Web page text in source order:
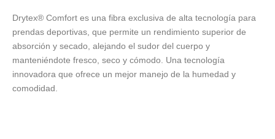
Drytex® Comfort es una fibra exclusiva de alta tecnología para
prendas deportivas, que permite un rendimiento superior de
absorción y secado, alejando el sudor del cuerpo y
manteniéndote fresco, seco y cómodo. Una tecnología
innovadora que ofrece un mejor manejo de la humedad y
comodidad.